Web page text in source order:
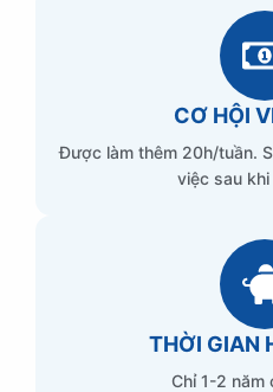
CƠ HỘI
Được làm thêm 20h/tuần.
việc sau
THỜI GIAN
Chỉ 1-2 năm